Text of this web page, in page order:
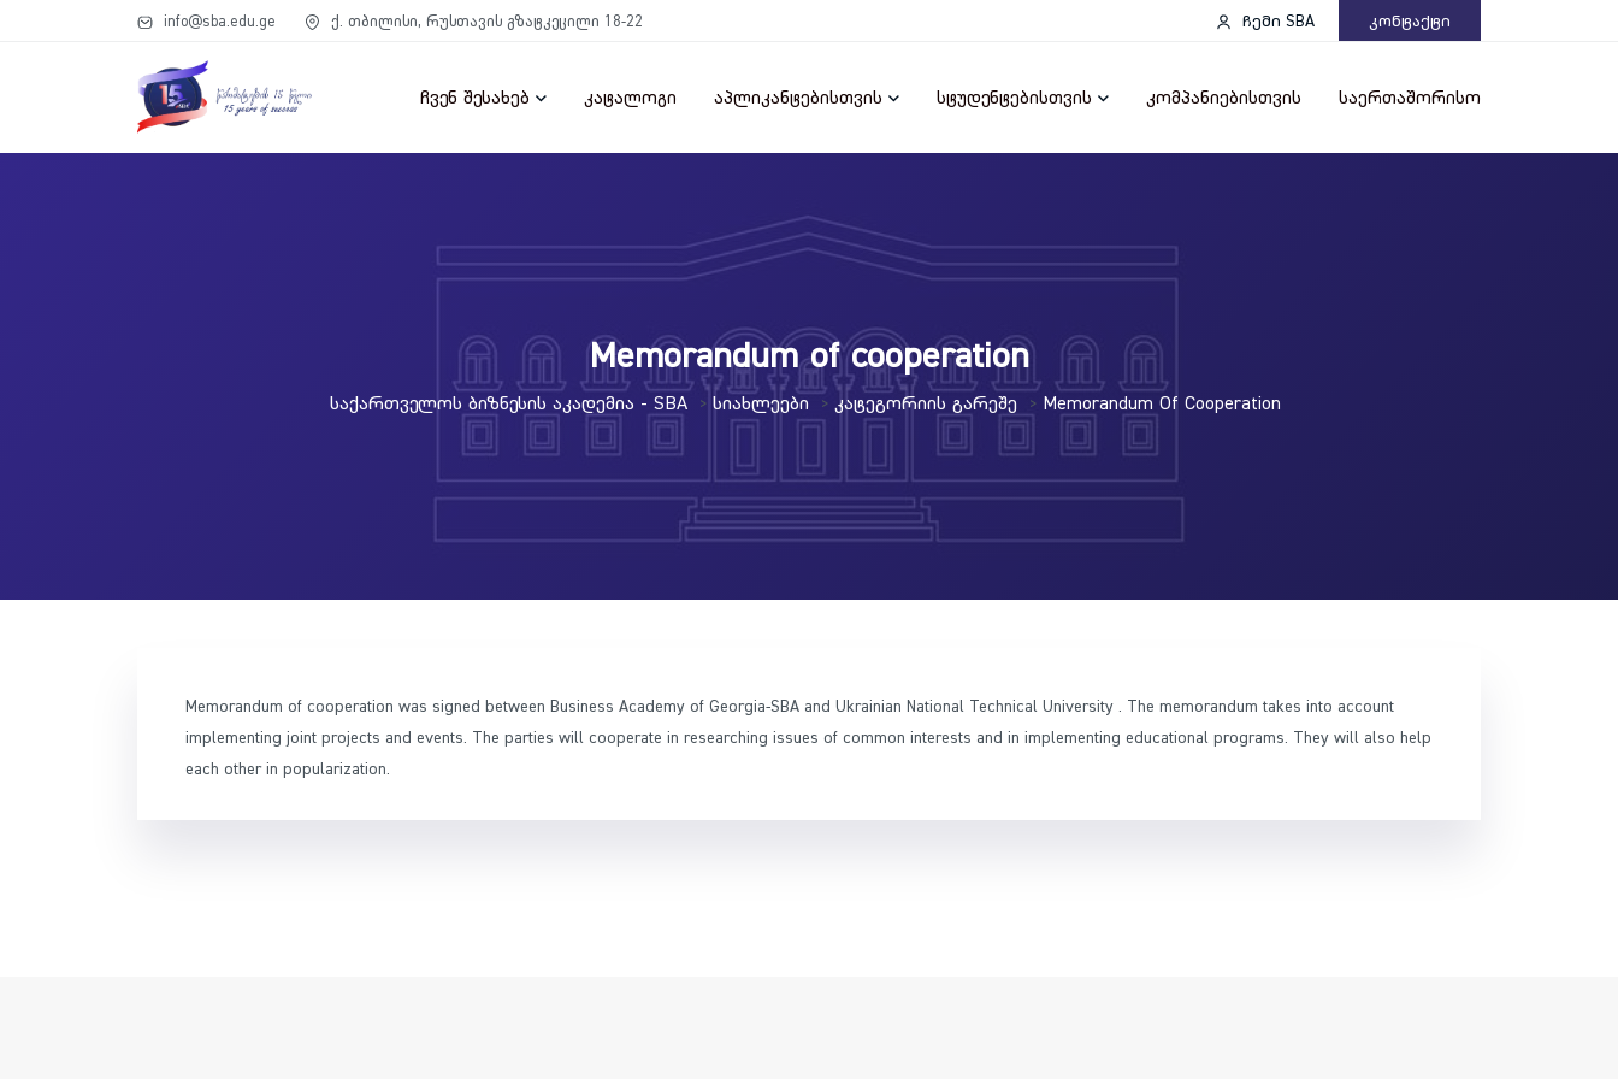
info@sba.edu.ge ქ. თბილისი, რუსთავის გზატკეცილი 18-22 ჩემი SBA Კონტაქტი
ჩვენ შესახებ კატალოგი აპლიკანტებისთვის სტუდენტებისთვის კომპანიებისთვის საერთაშორისო
Memorandum of cooperation
Საქართველოს Ბიზნესის Აკადემია - SBA > Სიახლეები > Კატეგორიის Გარეშე > Memorandum Of Cooperation
Memorandum of cooperation was signed between Business Academy of Georgia-SBA and Ukrainian National Technical University . The memorandum takes into account
implementing joint projects and events. The parties will cooperate in researching issues of common interests and in implementing educational programs. They will also help
each other in popularization.